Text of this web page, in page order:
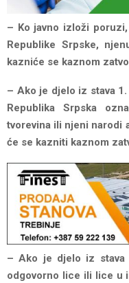
– Ko javno izloži
Republike Srpske,
kazniće se kaznom
– Ako je djelo iz stava
Republika Srpska
tvorevina ili njeni narodi
će se kazniti kaznom
– Ako je djelo iz stava
odgovorno lice ili lice u